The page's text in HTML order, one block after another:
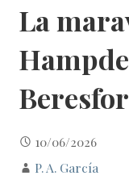
La
10/06/2026
P. A. García